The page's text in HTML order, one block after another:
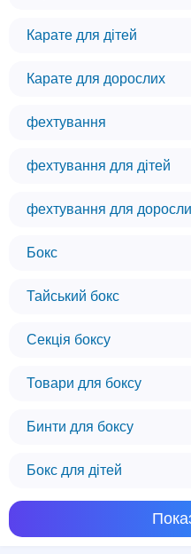
Карате для дітей
Карате для дорослих
фехтування
фехтування для дітей
фехтування для
Бокс
Тайський бокс
Секція боксу
Товари для боксу
Бинти для боксу
Бокс для дітей
Ми